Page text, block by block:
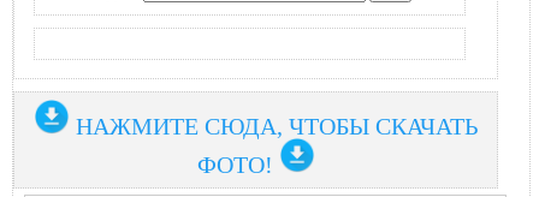
НАЖМИТЕ СЮДА, ЧТОБЫ СКАЧАТЬ
ФОТО!